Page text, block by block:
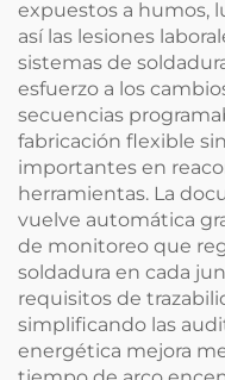
expuestos a humos,
así las lesiones
sistemas de
esfuerzo a los
secuencias
fabricación flexible
importantes en
herramientas. La
vuelve automática
de monitoreo que
soldadura en cada
requisitos de
simplificando las
energética mejora